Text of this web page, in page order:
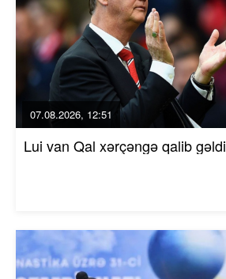
07.08.2026, 12:51
Lui van Qal xərçəngə qalib gəldi